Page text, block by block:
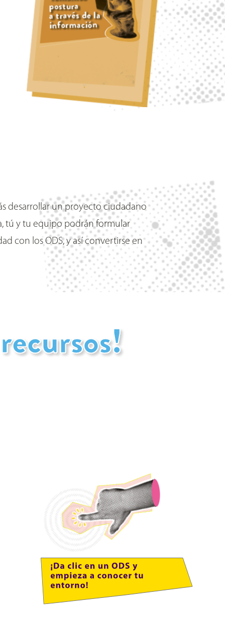
desarrollar un proyecto ciudadano
tú y tu equipo podrán formular
con los ODS, y así convertirse en